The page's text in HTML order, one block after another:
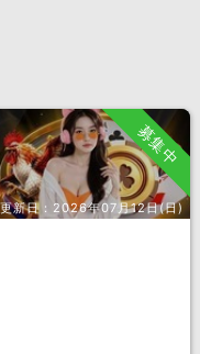
募集中
更新日： 2026年07月12日(日)